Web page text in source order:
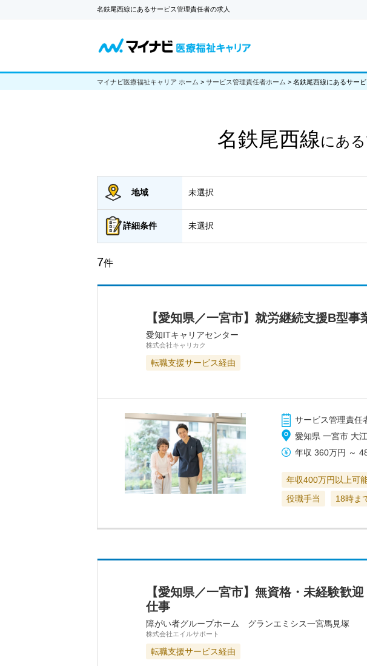
名鉄尾西線にあるサービス管理責任者の求人
マイナビ医療福祉キャリア ホーム > サービス管理責任者ホーム > 名鉄尾西線にあるサー
名鉄尾西線にある
地域 未選択
詳細条件 未選択
7件
【愛知県／一宮市】就労継続支援B型
愛知ITキャリアセンター
株式会社キャリカク
転職支援サービス経由
サービス管理責任
愛知県 一宮市 大
年収 360万円 ～
年収400万円以上可
役職手当
18時ま
【愛知県／一宮市】無資格・未経験歓
仕事
障がい者グループホーム グランエミシス一宮馬見塚
株式会社エイルサポート
転職支援サービス経由